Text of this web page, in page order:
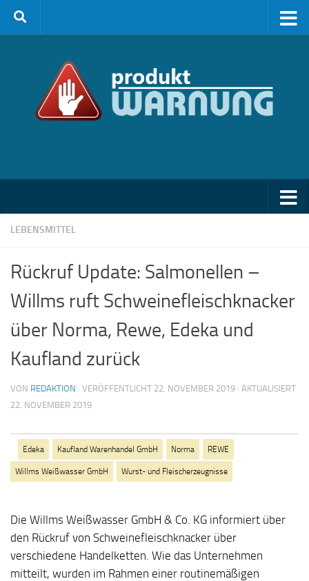
Zum Inhalt springen
LEBENSMITTEL
Rückruf Update: Salmonellen –
Willms ruft Schweinefleischknacker
über Norma, Rewe, Edeka und
Kaufland zurück
VON REDAKTION · VERÖFFENTLICHT 22. NOVEMBER 2019 · AKTUALISIERT
22. NOVEMBER 2019
Edeka Kaufland Warenhandel GmbH Norma REWE
Willms Weißwasser GmbH Wurst- und Fleischerzeugnisse
Die Willms Weißwasser GmbH & Co. KG informiert über
den Rückruf von Schweinefleischknacker über
verschiedene Handelketten. Wie das Unternehmen
mitteilt, wurden im Rahmen einer routinemäßigen